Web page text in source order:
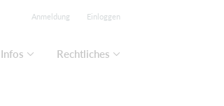
Anmeldung Einloggen
Infos Rechtliches